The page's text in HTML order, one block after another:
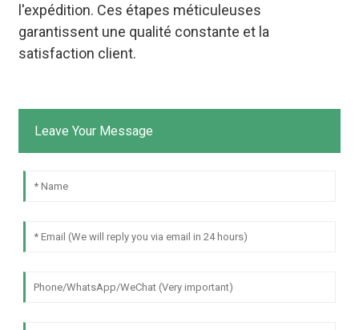
l'expédition. Ces étapes méticuleuses
garantissent une qualité constante et la
satisfaction client.
Leave Your Message